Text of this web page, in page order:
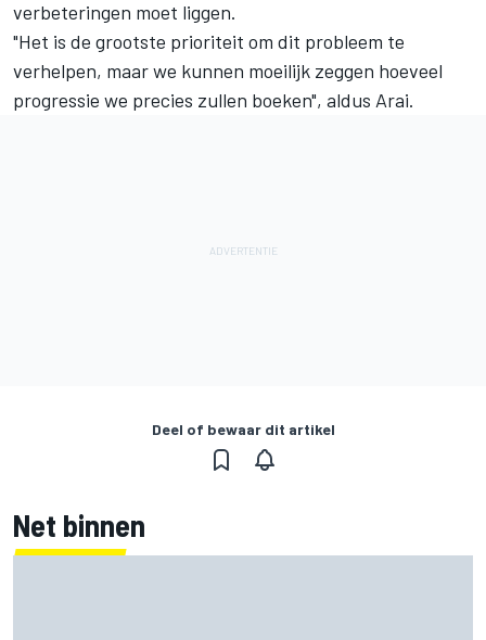
verbeteringen moet liggen.
"Het is de grootste prioriteit om dit probleem te
verhelpen, maar we kunnen moeilijk zeggen hoeveel
progressie we precies zullen boeken", aldus Arai.
Deel of bewaar dit artikel
Net binnen